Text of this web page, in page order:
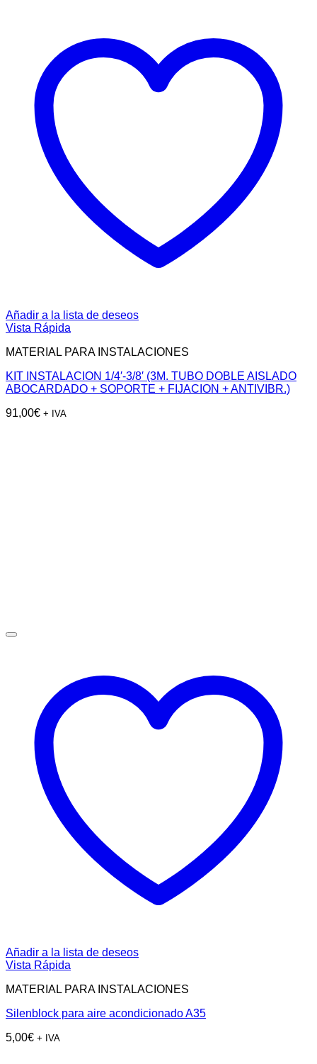
Añadir a la lista de deseos
Vista Rápida
MATERIAL PARA INSTALACIONES
KIT INSTALACION 1/4′-3/8′ (3M. TUBO DOBLE AISLADO
ABOCARDADO + SOPORTE + FIJACION + ANTIVIBR.)
91,00€ + IVA
Añadir a la lista de deseos
Vista Rápida
MATERIAL PARA INSTALACIONES
Silenblock para aire acondicionado A35
5,00€ + IVA